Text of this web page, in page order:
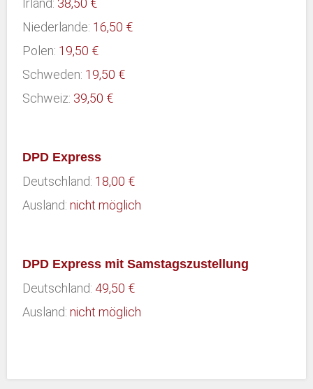
Irland: 38,50 €
Niederlande: 16,50 €
Polen: 19,50 €
Schweden: 19,50 €
Schweiz: 39,50 €
DPD Express
Deutschland: 18,00 €
Ausland: nicht möglich
DPD Express mit Samstagszustellung
Deutschland: 49,50 €
Ausland: nicht möglich